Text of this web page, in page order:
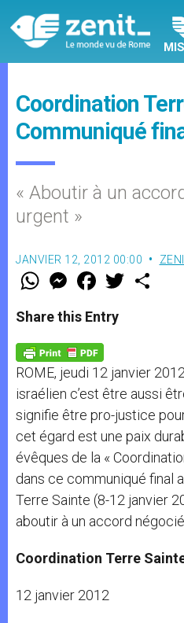
Coordination
Communiqué
« Aboutir à un
urgent »
JANVIER 12, 2012 00:00
W
t
s
p
p
M
e
s
e
g
e
r
F
a
e
b
o
k
w
Share this Entry
ROME, jeudi 12 janvier
israélien c’est être aussi
signifie être pro-justice
cet égard est une paix
évêques de la «
dans ce communiqué final
Terre Sainte (8-12 janvier
aboutir à un accord
Coordination Terre
12 janvier 2012